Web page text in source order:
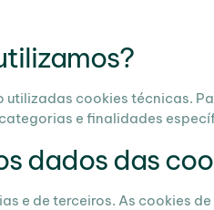
utilizadas cookies técnicas.
e finalidades
dados das
e de terceiros. As cookies